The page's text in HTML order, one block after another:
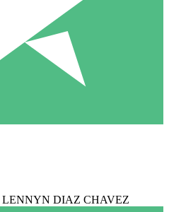
LENNYN DIAZ CHAVEZ